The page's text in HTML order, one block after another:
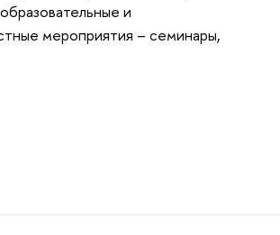
и
мероприятия – семинары,